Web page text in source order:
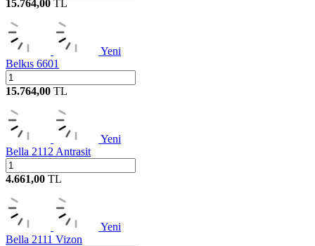
15.764,00 TL
Yeni
Belkıs 6601
15.764,00 TL
Yeni
Bella 2112 Antrasit
4.661,00 TL
Yeni
Bella 2111 Vizon